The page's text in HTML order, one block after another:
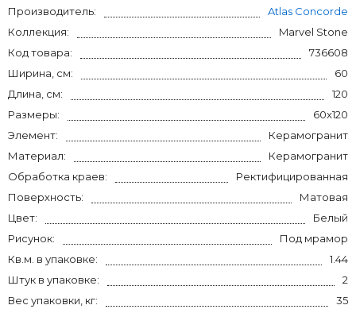
Производитель:
Atlas Concorde
Коллекция:
Marvel Stone
Код товара:
736608
Ширина, см:
60
Длина, см:
120
Размеры:
60x120
Элемент:
Керамогранит
Материал:
Керамогранит
Обработка краев:
Ректифицированная
Поверхность:
Матовая
Цвет:
Белый
Рисунок:
Под мрамор
Кв.м. в упаковке:
1.44
Штук в упаковке:
2
Вес упаковки, кг:
35